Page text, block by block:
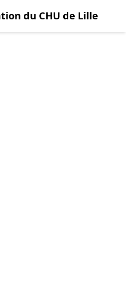
du CHU de Lille